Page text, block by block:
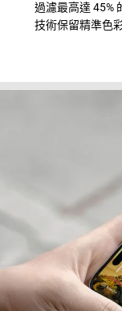
過濾最高達 45%
技術保留精準色